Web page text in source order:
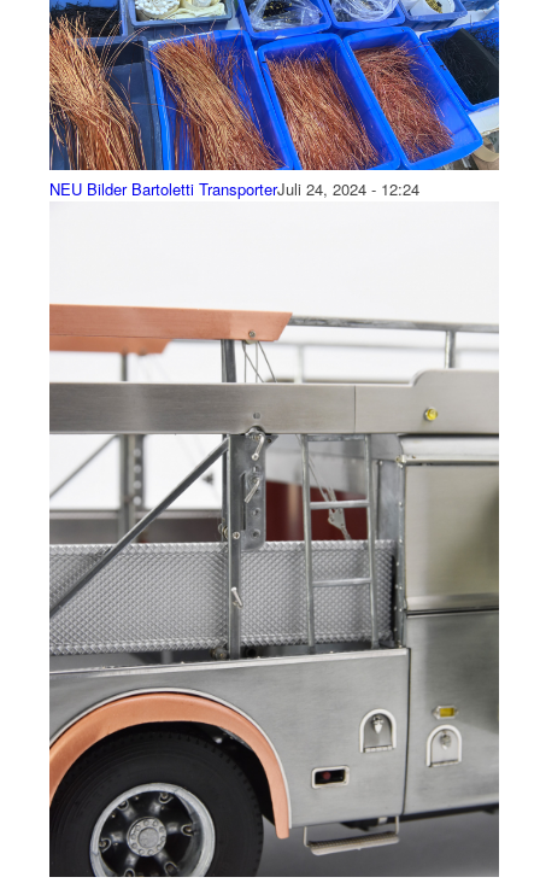
NEU Bilder Bartoletti TransporterJuli 24, 2024 - 12:24